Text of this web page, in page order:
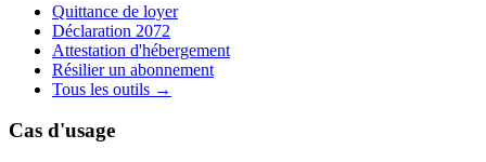
Quittance de loyer
Déclaration 2072
Attestation d'hébergement
Résilier un abonnement
Tous les outils →
Cas d'usage